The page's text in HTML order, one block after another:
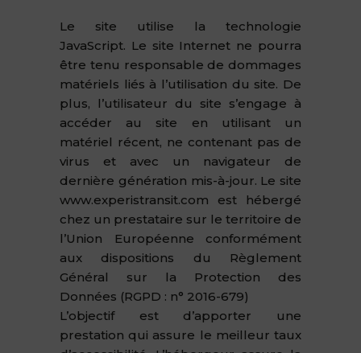
Le site utilise la technologie
JavaScript. Le site Internet ne pourra
être tenu responsable de dommages
matériels liés à l’utilisation du site. De
plus, l’utilisateur du site s’engage à
accéder au site en utilisant un
matériel récent, ne contenant pas de
virus et avec un navigateur de
dernière génération mis-à-jour. Le site
www.experistransit.com est hébergé
chez un prestataire sur le territoire de
l’Union Européenne conformément
aux dispositions du Règlement
Général sur la Protection des
Données (RGPD : n° 2016-679)
L’objectif est d’apporter une
prestation qui assure le meilleur taux